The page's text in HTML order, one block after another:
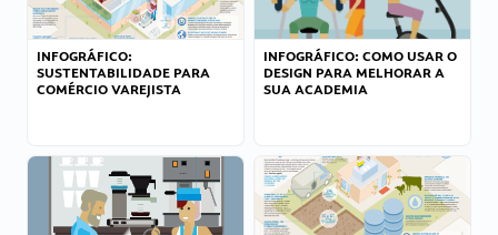
INFOGRÁFICO:
SUSTENTABILIDADE PARA
COMÉRCIO VAREJISTA
INFOGRÁFICO: COMO USAR O
DESIGN PARA MELHORAR A
SUA ACADEMIA